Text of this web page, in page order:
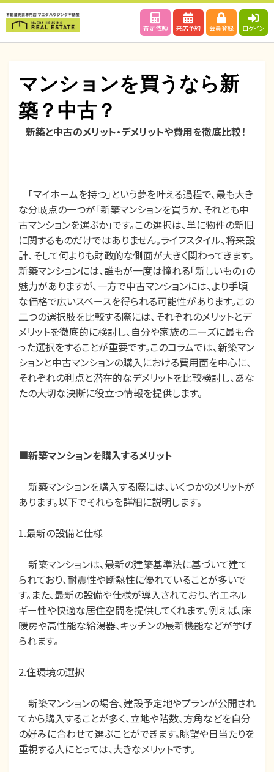
査定依頼 来店予約 会員登録 ログイン
マンションを買うなら新
築？中古？
投稿者maedahousing
投 2024年4月12日
新築と中古のメリット・デメリットや費用を徹底比較！
「マイホームを持つ」という夢を叶える過程で、最も大き
な分岐点の一つが「新築マンションを買うか、それとも中
古マンションを選ぶか」です。この選択は、単に物件の新旧
に関するものだけではありません。ライフスタイル、将来設
計、そして何よりも財政的な側面が大きく関わってきます。
新築マンションには、誰もが一度は憧れる「新しいもの」の
魅力がありますが、一方で中古マンションには、より手頃
な価格で広いスペースを得られる可能性があります。この
二つの選択肢を比較する際には、それぞれのメリットとデ
メリットを徹底的に検討し、自分や家族のニーズに最も合
った選択をすることが重要です。このコラムでは、新築マン
ションと中古マンションの購入における費用面を中心に、
それぞれの利点と潜在的なデメリットを比較検討し、あな
たの大切な決断に役立つ情報を提供します。
■新築マンションを購入するメリット
新築マンションを購入する際には、いくつかのメリットが
あります。以下でそれらを詳細に説明します。
1.最新の設備と仕様
新築マンションは、最新の建築基準法に基づいて建て
られており、耐震性や断熱性に優れていることが多いで
す。また、最新の設備や仕様が導入されており、省エネル
ギー性や快適な居住空間を提供してくれます。例えば、床
暖房や高性能な給湯器、キッチンの最新機能などが挙げ
られます。
2.住環境の選択
新築マンションの場合、建設予定地やプランが公開され
てから購入することが多く、立地や階数、方角などを自分
の好みに合わせて選ぶことができます。眺望や日当たりを
重視する人にとっては、大きなメリットです。